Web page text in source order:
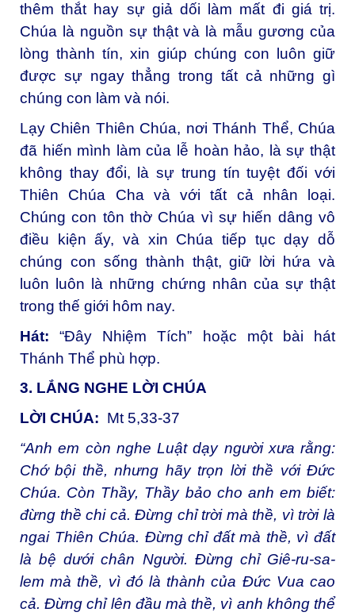
thêm thắt hay sự giả dối làm mất đi giá trị.
Chúa là nguồn sự thật và là mẫu gương của
lòng thành tín, xin giúp chúng con luôn giữ
được sự ngay thẳng trong tất cả những gì
chúng con làm và nói.
Lạy Chiên Thiên Chúa, nơi Thánh Thể, Chúa
đã hiến mình làm của lễ hoàn hảo, là sự thật
không thay đổi, là sự trung tín tuyệt đối với
Thiên Chúa Cha và với tất cả nhân loại.
Chúng con tôn thờ Chúa vì sự hiến dâng vô
điều kiện ấy, và xin Chúa tiếp tục dạy dỗ
chúng con sống thành thật, giữ lời hứa và
luôn luôn là những chứng nhân của sự thật
trong thế giới hôm nay.
Hát:“Đây Nhiệm Tích” hoặc một bài hát
Thánh Thể phù hợp.
3. LẮNG NGHE LỜI CHÚA
LỜI CHÚA: Mt 5,33-37
“Anh em còn nghe Luật dạy người xưa rằng:
Chớ bội thề, nhưng hãy trọn lời thề với Đức
Chúa. Còn Thầy, Thầy bảo cho anh em biết:
đừng thề chi cả. Đừng chỉ trời mà thề, vì trời là
ngai Thiên Chúa. Đừng chỉ đất mà thề, vì đất
là bệ dưới chân Người. Đừng chỉ Giê-ru-sa-
lem mà thề, vì đó là thành của Đức Vua cao
cả. Đừng chỉ lên đầu mà thề, vì anh không thể